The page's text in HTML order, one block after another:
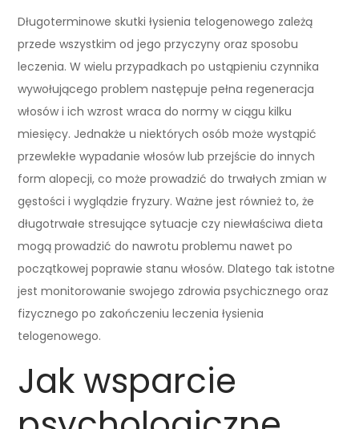
Długoterminowe skutki łysienia telogenowego zależą
przede wszystkim od jego przyczyny oraz sposobu
leczenia. W wielu przypadkach po ustąpieniu czynnika
wywołującego problem następuje pełna regeneracja
włosów i ich wzrost wraca do normy w ciągu kilku
miesięcy. Jednakże u niektórych osób może wystąpić
przewlekłe wypadanie włosów lub przejście do innych
form alopecji, co może prowadzić do trwałych zmian w
gęstości i wyglądzie fryzury. Ważne jest również to, że
długotrwałe stresujące sytuacje czy niewłaściwa dieta
mogą prowadzić do nawrotu problemu nawet po
początkowej poprawie stanu włosów. Dlatego tak istotne
jest monitorowanie swojego zdrowia psychicznego oraz
fizycznego po zakończeniu leczenia łysienia
telogenowego.
Jak wsparcie